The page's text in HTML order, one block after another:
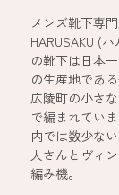
メンズ靴下専
HARUSAKU (
の靴下は日本
の生産地であ
広陵町の小さ
で編まれてい
内では数少な
人さんとヴィ
編み機。